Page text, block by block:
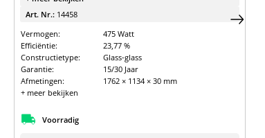
Art. Nr.: 14458
Vermogen:
475 Watt
Efficiëntie:
23,77 %
Constructietype:
Glass-glass
Garantie:
15/30 Jaar
Afmetingen:
1762 × 1134 × 30 mm
+ meer bekijken
Voorradig